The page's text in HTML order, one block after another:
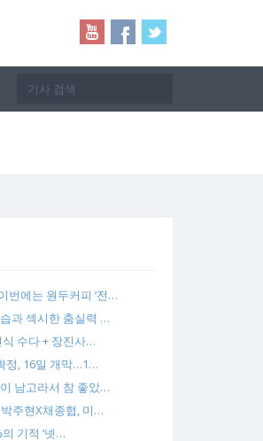
번에는 원두커피 ‘전…
과 섹시한 춤실력 …
수다 + 장진사…
정, 16일 개막…1…
남고라서 참 좋았…
박주현X채종협, 미…
의 기적 ‘넷…